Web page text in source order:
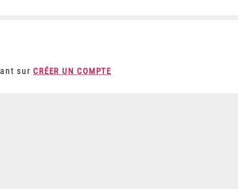
sur CRÉER UN COMPTE